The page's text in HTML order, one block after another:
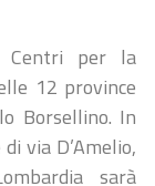
Centri per la
12 province
Borsellino. In
via D’Amelio,
sarà